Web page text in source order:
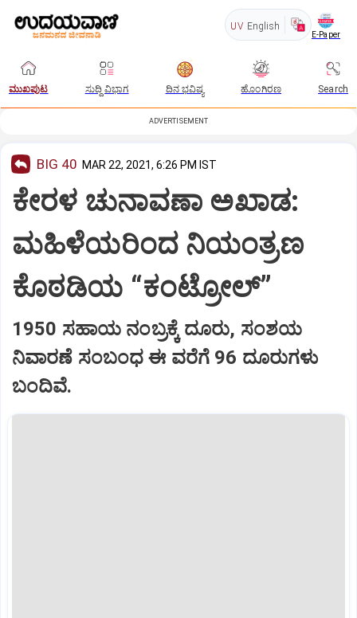
UV English
E-Paper
ಮುಖಪುಟ ಸುದ್ದಿ ವಿಭಾಗ ದಿನ ಭವಿಷ್ಯ ಹೊಂಗಿರಣ Search
ADVERTISEMENT
BIG 40 MAR 22, 2021, 6:26 PM IST
ಕೇರಳ ಚುನಾವಣಾ ಅಖಾಡ:
ಮಹಿಳೆಯರಿಂದ ನಿಯಂತ್ರಣ
ಕೊಠಡಿಯ “ಕಂಟ್ರೋಲ್”
1950 ಸಹಾಯ ನಂಬ್ರಕ್ಕೆ ದೂರು, ಸಂಶಯ
ನಿವಾರಣೆ ಸಂಬಂಧ ಈ ವರೆಗೆ 96 ದೂರುಗಳು
ಬಂದಿವೆ.